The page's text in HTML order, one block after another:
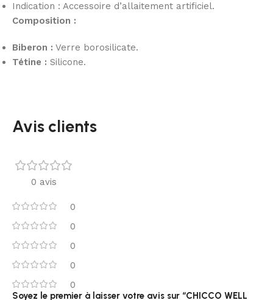
Indication : Accessoire d’allaitement artificiel.
Composition :
Biberon : Verre borosilicate.
Tétine : Silicone.
Avis clients
0 avis
0
0
0
0
0
Soyez le premier à laisser votre avis sur “CHICCO WELL